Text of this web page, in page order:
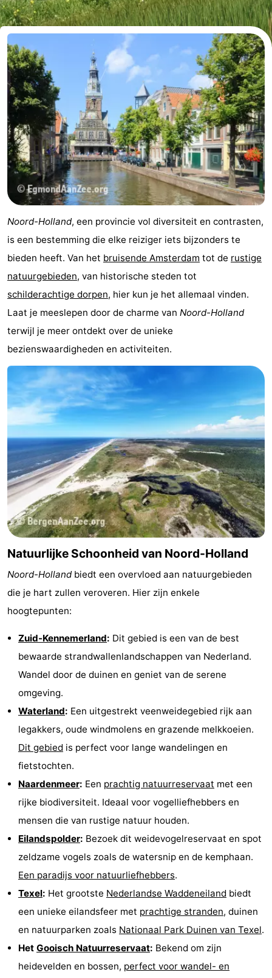
Koog
Oudeschild
-
De
Waal
-
Oosterend
Natuur
Mooiste
uitkijkpunten
Overnachten
Appartementen
Bosch
en
Zee
De
Vlijt
-
Hoeve
Holland
-
Land
en
Zeezicht
Strandhuys
-
Strandplevier
Bed
(&
breakfasts)
Campings
Hotels
Vakantiehuizen
-
't
Eibernest
-
't
Hoogelandt
-
Beach
Park
Texel
-
Buytenveldt
-
De
Krim
-
EuroParcs
Texel
-
Kustpark
Texel
-
Sluftervallei
Strandhuys
Villapark
Residentie
Texel
Villapark
Vogelmient
Last
minutes
Strand
Zien
&
doen
Bezienswaardigheden
Musea
-
Monumenten
Kerken
-
Molens
Noord-Holland, een provincie vol diversiteit en contrasten,
is een bestemming die elke reiziger iets bijzonders te
bieden heeft. Van het bruisende Amsterdam tot de rustige
natuurgebieden, van historische steden tot
schilderachtige dorpen, hier kun je het allemaal vinden.
Laat je meeslepen door de charme van Noord-Holland
terwijl je meer ontdekt over de unieke
bezienswaardigheden en activiteiten.
Natuurlijke Schoonheid van Noord-Holland
Noord-Hollandbiedt een overvloed aan natuurgebieden
die je hart zullen veroveren. Hier zijn enkele
hoogtepunten:
Zuid-Kennemerland: Dit gebied is een van de best
bewaarde strandwallenlandschappen van Nederland.
Wandel door de duinen en geniet van de serene
omgeving.
Waterland: Een uitgestrekt veenweidegebied rijk aan
legakkers, oude windmolens en grazende melkkoeien.
Dit gebied is perfect voor lange wandelingen en
fietstochten.
Naardenmeer: Een prachtig natuurreservaat met een
rijke biodiversiteit. Ideaal voor vogelliefhebbers en
mensen die van rustige natuur houden.
Eilandspolder: Bezoek dit weidevogelreservaat en spot
zeldzame vogels zoals de watersnip en de kemphaan.
Een paradijs voor natuurliefhebbers.
Texel: Het grootste Nederlandse Waddeneiland biedt
een unieke eilandsfeer met prachtige stranden, duinen
en natuurparken zoals Nationaal Park Duinen van Texel.
Het Gooisch Natuurreservaat: Bekend om zijn
heidevelden en bossen, perfect voor wandel- en